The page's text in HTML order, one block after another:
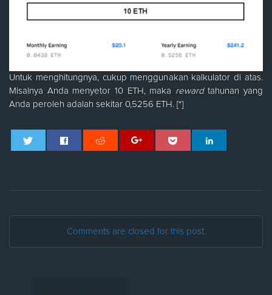
Untuk menghitungnya, cukup menggunakan kalkulator di atas.
Misalnya Anda menyetor 10 ETH, maka rewardtahunan yang
Anda peroleh adalah sekitar 0,5256 ETH. [*]
Comments are closed for this post.